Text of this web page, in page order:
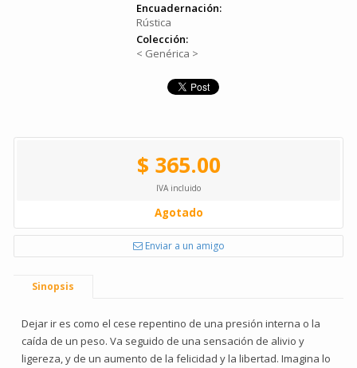
Encuadernación:
Rústica
Colección:
< Genérica >
$ 365.00
IVA incluido
Agotado
Enviar a un amigo
Sinopsis
Dejar ir es como el cese repentino de una presión interna o la
caída de un peso. Va seguido de una sensación de alivio y
ligereza, y de un aumento de la felicidad y la libertad. Imagina lo